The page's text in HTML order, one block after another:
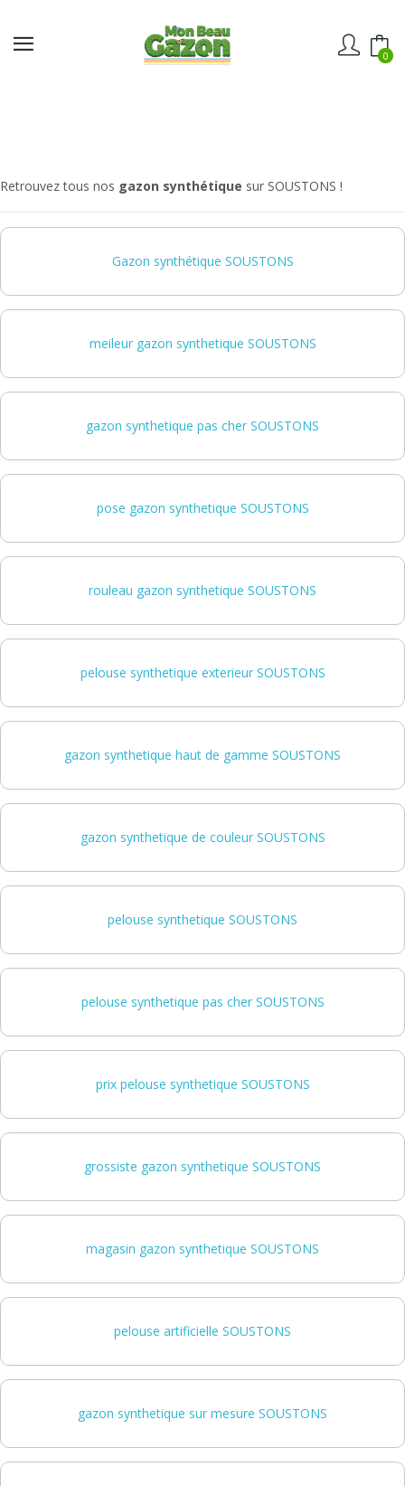
0
Retrouvez tous nos gazon synthétique sur SOUSTONS !
Gazon synthétique SOUSTONS
meileur gazon synthetique SOUSTONS
gazon synthetique pas cher SOUSTONS
pose gazon synthetique SOUSTONS
rouleau gazon synthetique SOUSTONS
pelouse synthetique exterieur SOUSTONS
gazon synthetique haut de gamme SOUSTONS
gazon synthetique de couleur SOUSTONS
pelouse synthetique SOUSTONS
pelouse synthetique pas cher SOUSTONS
prix pelouse synthetique SOUSTONS
grossiste gazon synthetique SOUSTONS
magasin gazon synthetique SOUSTONS
pelouse artificielle SOUSTONS
gazon synthetique sur mesure SOUSTONS